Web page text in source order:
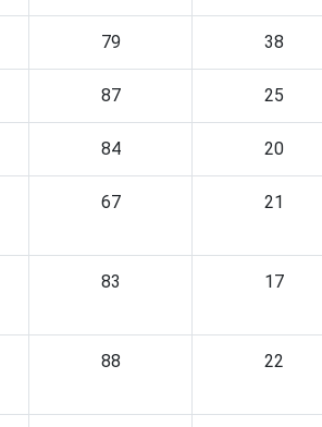
79 38
87 25
84 20
67 21
83 17
88 22